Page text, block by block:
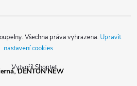
DENTON NEW
Vytvořil Shoptet
. Všechna práva vyhrazena. Upravit
nastavení cookies